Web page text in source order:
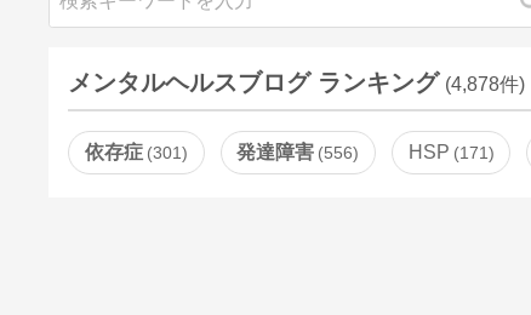
メンタルヘルスブログ ランキング (4,878件)
依存症 301 発達障害 556 HSP 171